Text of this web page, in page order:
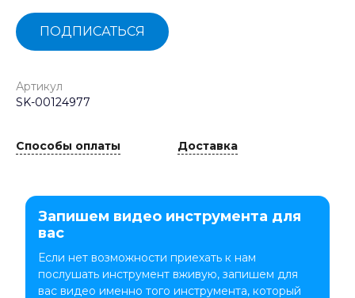
ПОДПИСАТЬСЯ
Артикул
SK-00124977
Способы оплаты Доставка
Запишем видео инструмента для
вас
Если нет возможности приехать к нам
послушать инструмент вживую, запишем для
вас видео именно того инструмента, который